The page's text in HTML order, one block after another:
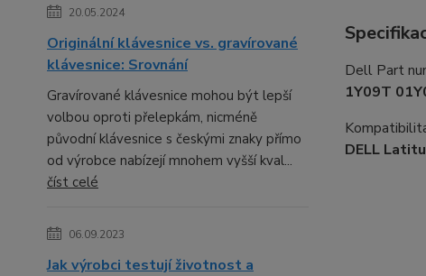
20.05.2024
Originální klávesnice vs. gravírované
klávesnice: Srovnání
Gravírované klávesnice mohou být lepší
volbou oproti přelepkám, nicméně
původní klávesnice s českými znaky přímo
od výrobce nabízejí mnohem vyšší kval...
číst celé
06.09.2023
Jak výrobci testují životnost a
Dell Part
1Y09T
DELL